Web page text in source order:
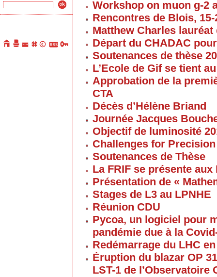
Workshop on muon g-2
Rencontres de Blois,
Matthew Charles
Départ du CHADAC
Soutenances de thèse
L’Ecole de Gif se tient
Approbation de la
CTA
Décès d’Hélène Briand
Journée Jacques
Objectif de luminosité
Challenges for
Soutenances de Thèse
La FRIF se présente aux
Présentation de «
Stages de L3 au LPNHE
Réunion CDU
Pycoa, un logiciel pour
pandémie due à la
Redémarrage du LHC en
Éruption du blazar OP
LST-1 de l’Observatoire